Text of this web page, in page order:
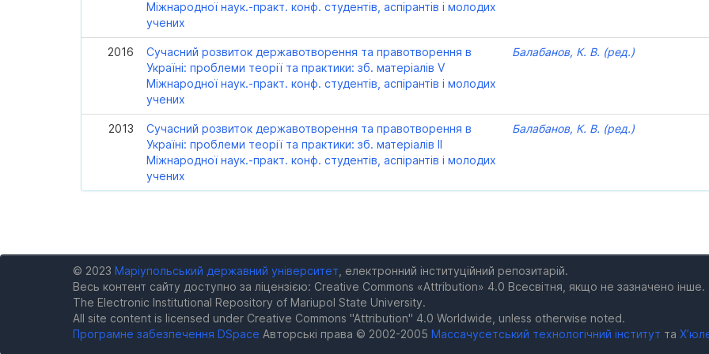
Міжнародної наук.-практ. конф. студентів, аспірантів і молодих
учених
2016
Сучасний розвиток державотворення та правотворення в
Україні: проблеми теорії та практики: зб. матеріалів V
Міжнародної наук.-практ. конф. студентів, аспірантів і молодих
учених
Балабанов, К. В. (ред.)
2013
Сучасний розвиток державотворення та правотворення в
Україні: проблеми теорії та практики: зб. матеріалів ІІ
Міжнародної наук.-практ. конф. студентів, аспірантів і молодих
учених
Балабанов, К. В. (ред.)
© 2023 Маріупольський державний університет , електронний інституційний репозитарій.
Весь контент сайту доступно за ліцензією: Creative Commons «Attribution» 4.0 Всесвітня, якщо не зазначено інше.
The Electronic Institutional Repository of Mariupol State University.
All site content is licensed under Creative Commons "Attribution" 4.0 Worldwide, unless otherwise noted.
Програмне забезпечення DSpace Авторські права © 2002-2005 Массачусетський технологічний інститут та